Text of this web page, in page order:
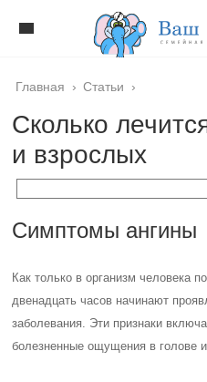
Главная › Статьи ›
Сколько
и взрослых
Симптомы ангины
Как только в организм человека
двенадцать часов начинают
заболевания. Эти признаки
болезненные ощущения в голове